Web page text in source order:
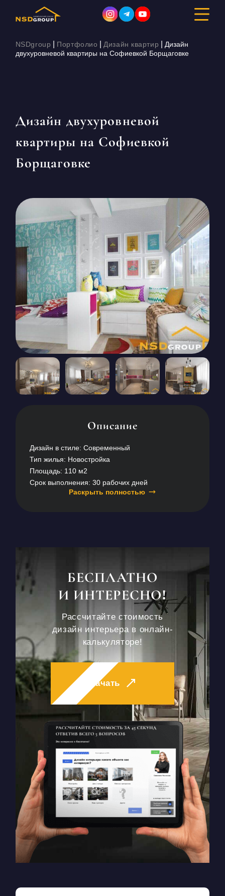
СТРОИТЕЛЬСТВО
ПОРТФОЛИО
О КОМПАНИИ
КОНТАКТЫ
БЛОГ
RU UK
+380671500551
Заказать звонок сейчас
NSDgroup Портфолио Дизайн квартир
Дизайн
двухуровневой квартиры на Софиевкой Борщаговке
Дизайн двухуровневой
квартиры на Софиевкой
Борщаговке
Описание
Дизайн в стиле: Современный
Тип жилья: Новостройка
Площадь: 110 м2
Срок выполнения: 30 рабочих дней
Раскрыть полностью
БЕСПЛАТНО
И ИНТЕРЕСНО!
Рассчитайте стоимость
дизайн интерьера в онлайн-
калькуляторе!
Начать